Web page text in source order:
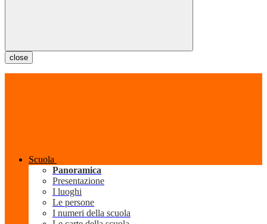
close
Scuola
Panoramica
Presentazione
I luoghi
Le persone
I numeri della scuola